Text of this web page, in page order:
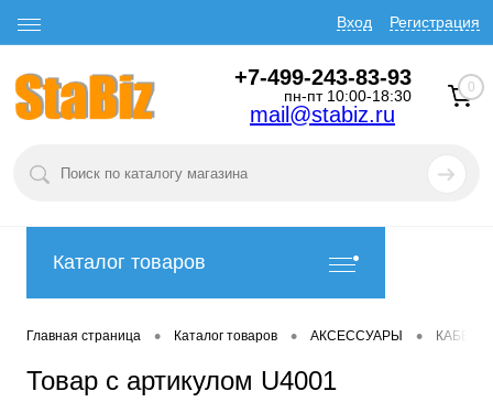
Вход Регистрация
+7-499-243-83-93
пн-пт 10:00-18:30
mail@stabiz.ru
0
Каталог товаров
Главная страница • Каталог товаров • АКСЕССУАРЫ •
Товар с артикулом U4001